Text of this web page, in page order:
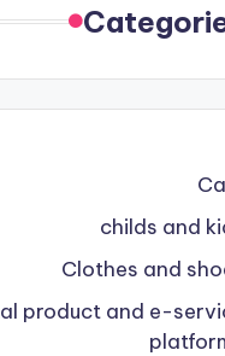
childs and
Clothes and
product and e-